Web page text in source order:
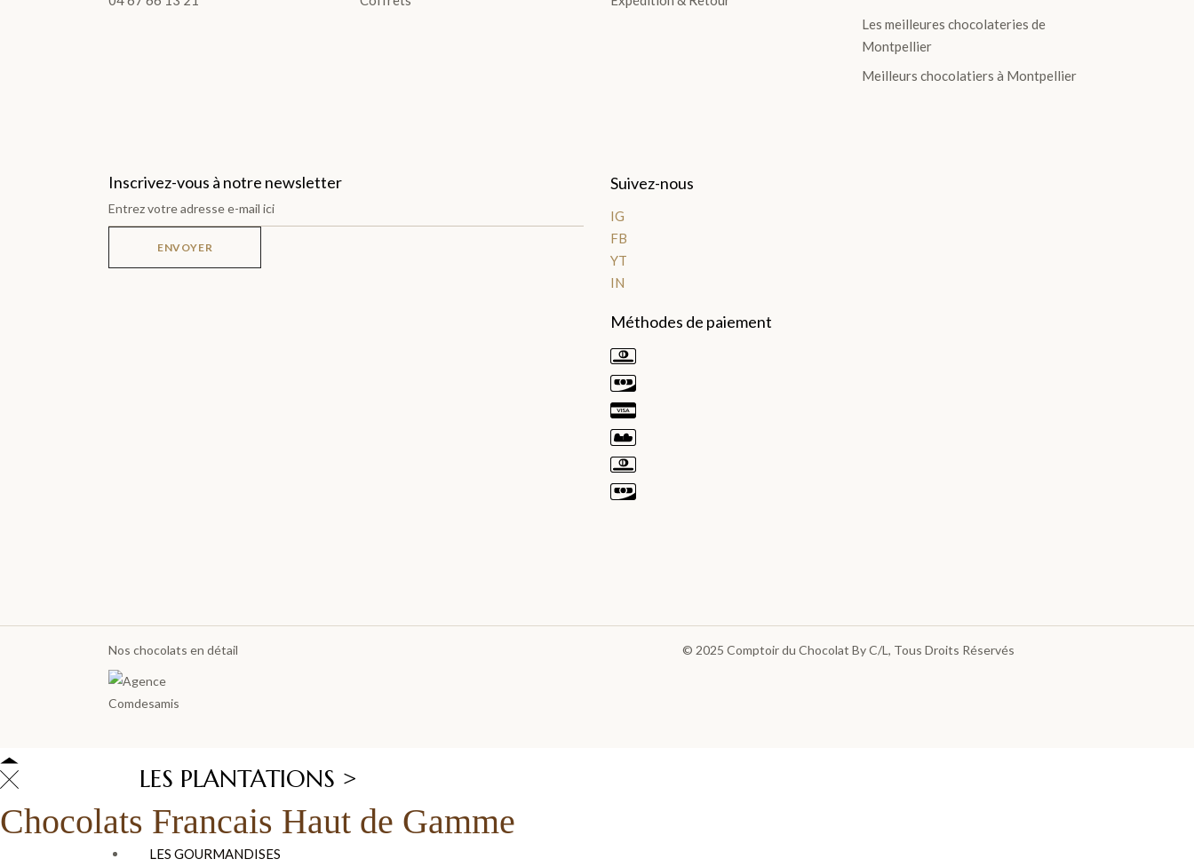
LES COFFRETS >
TOUTES LES TABLETTES >
DÉCOUVRIR LA COLLECTION
LES PLANTATIONS >
LES GOURMANDISES
Les meilleures chocolateries de
Montpellier
Meilleurs chocolatiers à Montpellier
Inscrivez-vous à notre newsletter
ENVOYER
Suivez-nous
IG
FB
YT
IN
Méthodes de paiement
Nos chocolats en détail © 2025 Comptoir du Chocolat By C/L , Tous Droits Réservés
Chocolats Francais Haut de Gamme